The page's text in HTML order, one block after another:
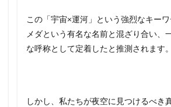
この「宇宙×運河」という強烈なキー
メダという有名な名前と混ざり合い、
な呼称として定着したと推測されます。
しかし、私たちが夜空に見つけるべき